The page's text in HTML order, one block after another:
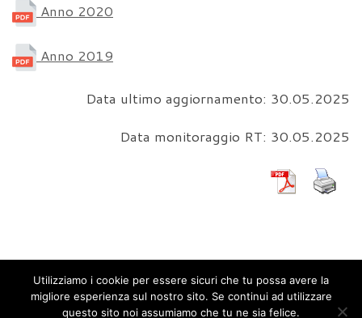
Anno 2020
Anno 2019
Data ultimo aggiornamento: 30.05.2025
Data monitoraggio RT: 30.05.2025
© 2026SRM Reti e Mobilità Srl– Tutti i diritti riservati
Utilizziamo i cookie per essere sicuri che tu possa avere la
migliore esperienza sul nostro sito. Se continui ad utilizzare
questo sito noi assumiamo che tu ne sia felice.